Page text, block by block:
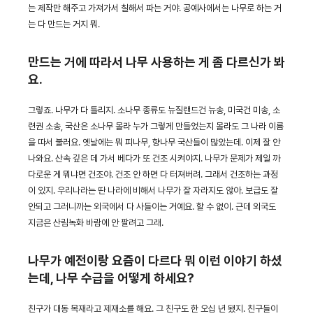
는 제작만 해주고 가져가서 칠해서 파는 거야. 공예사에서는 나무로 하는 거
는 다 만드는 거지 뭐.
만드는 거에 따라서 나무 사용하는 게 좀 다르신가 봐
요.
그렇죠. 나무가 다 틀리지. 소나무 종류도 뉴질랜드건 뉴송, 미국건 미송, 소
련권 소송, 국산은 소나무 몰라 누가 그렇게 만들었는지 몰라도 그 나라 이름
을 따서 불러요. 옛날에는 뭐 피나무, 향나무 국산들이 많았는데. 이제 잘 안
나와요. 산속 깊은 데 가서 베다가 또 건조 시켜야지. 나무가 문제가 제일 까
다로운 게 뭐냐면 건조야. 건조 안 하면 다 터져버려. 그래서 건조하는 과정
이 있지. 우리나라는 딴 나라에 비해서 나무가 잘 자라지도 않아. 보급도 잘
안되고 그러니까는 외국에서 다 사들이는 거예요. 할 수 없이. 근데 외국도
지금은 산림녹화 바람에 안 팔려고 그래.
나무가 예전이랑 요즘이 다르다 뭐 이런 이야기 하셨
는데, 나무 수급을 어떻게 하세요?
친구가 대동 목재라고 제재소를 해요. 그 친구도 한 오십 년 됐지. 친구들이